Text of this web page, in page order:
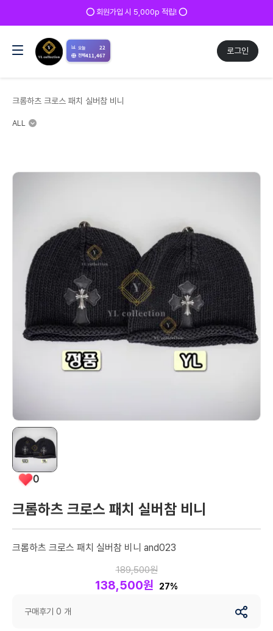
✅ 매일 방문 후 로그인 시 200p 적립! ✅
로그인
📊 오늘 22
전체411,467
크롬하츠 크로스 패치 실버참 비니
ALL
0
크롬하츠 크로스 패치 실버참 비니
크롬하츠 크로스 패치 실버참 비니 and023
189,500원
138,500원 27%
구매후기 0 개